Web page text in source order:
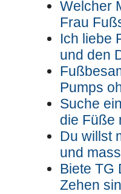
Welcher
Frau
Ich liebe
und den
Pumps
Suche
die Füße
Du willst
und
Biete TG
Zehen